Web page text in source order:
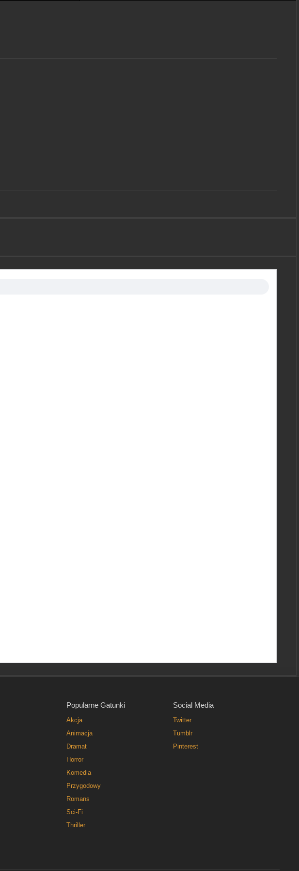
Popularne Gatunki
Akcja
Animacja
Dramat
Horror
Komedia
Przygodowy
Romans
Sci-Fi
Thriller
Social Media
Twitter
Tumblr
Pinterest